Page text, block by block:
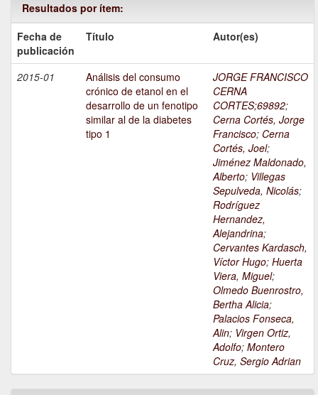
Resultados por ítem:
Fecha de
publicación
Título Autor(es)
2015-01
Análisis del consumo
crónico de etanol en el
desarrollo de un fenotipo
similar al de la diabetes
tipo 1
JORGE FRANCISCO
CERNA
CORTES;69892;
Cerna Cortés, Jorge
Francisco; Cerna
Cortés, Joel;
Jiménez Maldonado,
Alberto; Villegas
Sepulveda, Nicolás;
Rodríguez
Hernandez,
Alejandrina;
Cervantes Kardasch,
Víctor Hugo; Huerta
Viera, Miguel;
Olmedo Buenrostro,
Bertha Alicia;
Palacios Fonseca,
Alin; Virgen Ortiz,
Adolfo; Montero
Cruz, Sergio Adrian